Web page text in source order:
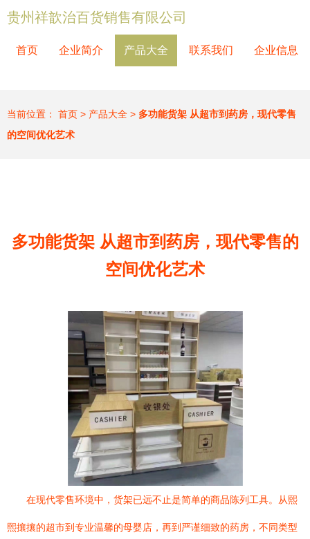
贵州祥歆治百货销售有限公司
首页 企业简介 产品大全 联系我们 企业信息
当前位置： 首页 > 产品大全 > 多功能货架 从超市到药房，现代零售
的空间优化艺术
多功能货架 从超市到药房，现代零售的
空间优化艺术
在现代零售环境中，货架已远不止是简单的商品陈列工具。从熙
熙攘攘的超市到专业温馨的母婴店，再到严谨细致的药房，不同类型